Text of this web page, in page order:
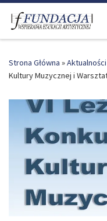
Skip to content
Strona Główna »Aktualności
Kultury Muzycznej i